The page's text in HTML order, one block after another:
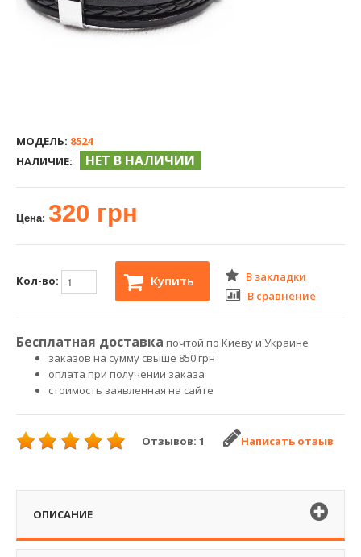
МОДЕЛЬ: 8524
НАЛИЧИЕ:
НЕТ В НАЛИЧИИ
Цена: 320 грн
Кол-во: Купить
В закладки
В сравнение
Бесплатная доставка почтой по Киеву и Украине
заказов на сумму свыше 850 грн
оплата при получении заказа
стоимость заявленная на сайте
Отзывов: 1 Написать отзыв
ОПИСАНИЕ